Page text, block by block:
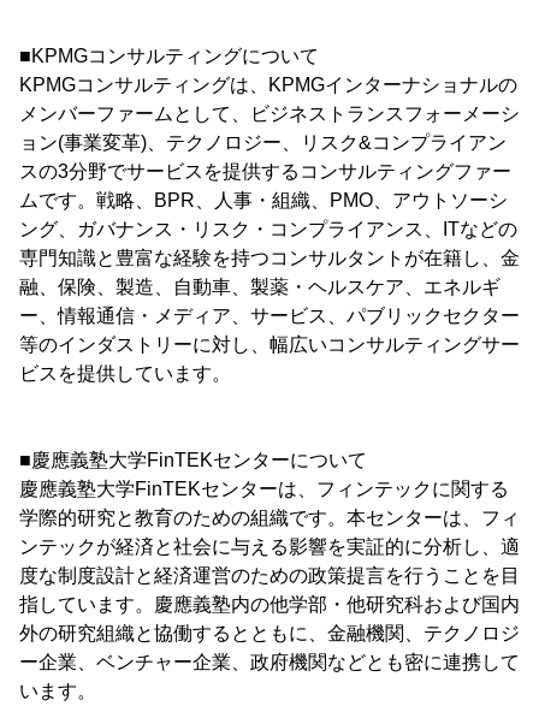
■KPMGコンサルティングについて
KPMGコンサルティングは、KPMGインターナショナルの
メンバーファームとして、ビジネストランスフォーメーシ
ョン(事業変革)、テクノロジー、リスク&コンプライアン
スの3分野でサービスを提供するコンサルティングファー
ムです。戦略、BPR、人事・組織、PMO、アウトソーシ
ング、ガバナンス・リスク・コンプライアンス、ITなどの
専門知識と豊富な経験を持つコンサルタントが在籍し、金
融、保険、製造、自動車、製薬・ヘルスケア、エネルギ
ー、情報通信・メディア、サービス、パブリックセクター
等のインダストリーに対し、幅広いコンサルティングサー
ビスを提供しています。
■慶應義塾大学FinTEKセンターについて
慶應義塾大学FinTEKセンターは、フィンテックに関する
学際的研究と教育のための組織です。本センターは、フィ
ンテックが経済と社会に与える影響を実証的に分析し、適
度な制度設計と経済運営のための政策提言を行うことを目
指しています。慶應義塾内の他学部・他研究科および国内
外の研究組織と協働するとともに、金融機関、テクノロジ
ー企業、ベンチャー企業、政府機関などとも密に連携して
います。